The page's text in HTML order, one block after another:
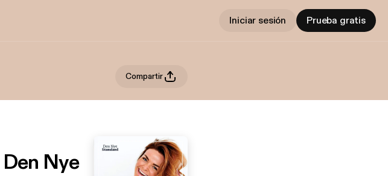
Iniciar sesión Prueba gratis
Compartir
Nye